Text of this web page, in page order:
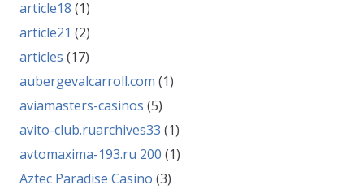
article18 (1)
article21 (2)
articles (17)
aubergevalcarroll.com (1)
aviamasters-casinos (5)
avito-club.ruarchives33 (1)
avtomaxima-193.ru 200 (1)
Aztec Paradise Casino (3)